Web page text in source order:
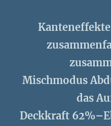
Mischmodus
das
Deckkraft